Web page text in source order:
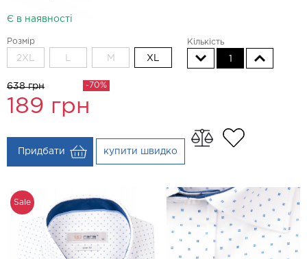
Є в наявності
Розмір
2XL M XL
Кількість
638 грн
189 грн
-70%
Придбати купити швидко
Sale